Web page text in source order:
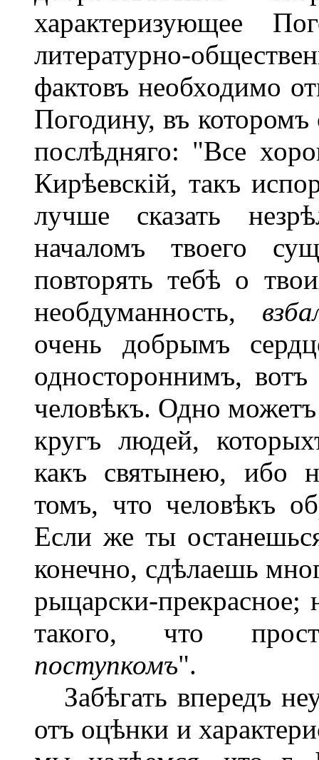
характеризующее
литературно-
фактовъ необходимо
Погодину, въ которомъ
послѣдняго: "Все
Кирѣевскій, такъ
лучше сказать
началомъ твоего
повторять тебѣ о
необдуманность,
очень добрымъ
одностороннимъ,
человѣкъ. Одно можетъ
кругъ людей,
какъ святынею, ибо
томъ, что человѣкъ
Если же ты
конечно, сдѣлаешь
рыцарски-
такого, что
поступкомъ".
Забѣгать впередъ
отъ оцѣнки и